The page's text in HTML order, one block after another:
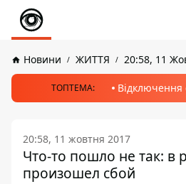
Новини ЖИТТЯ 20:58, 11
ТОПТЕМА: Відключення
20:58, 11 жовтня 2017
Что-то пошло не так: в
произошел сбой